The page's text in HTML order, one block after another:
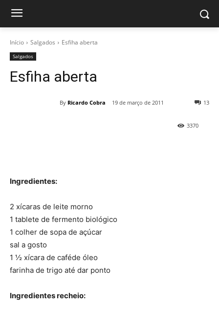
Início Salgados Esfiha aberta
Salgados
Esfiha aberta
By Ricardo Cobra 19 de março de 2011 13
3370
Ingredientes:
2 xícaras de leite morno
1 tablete de fermento biológico
1 colher de sopa de açúcar
sal a gosto
1 ½ xícara de caféde óleo
farinha de trigo até dar ponto
Ingredientes recheio: